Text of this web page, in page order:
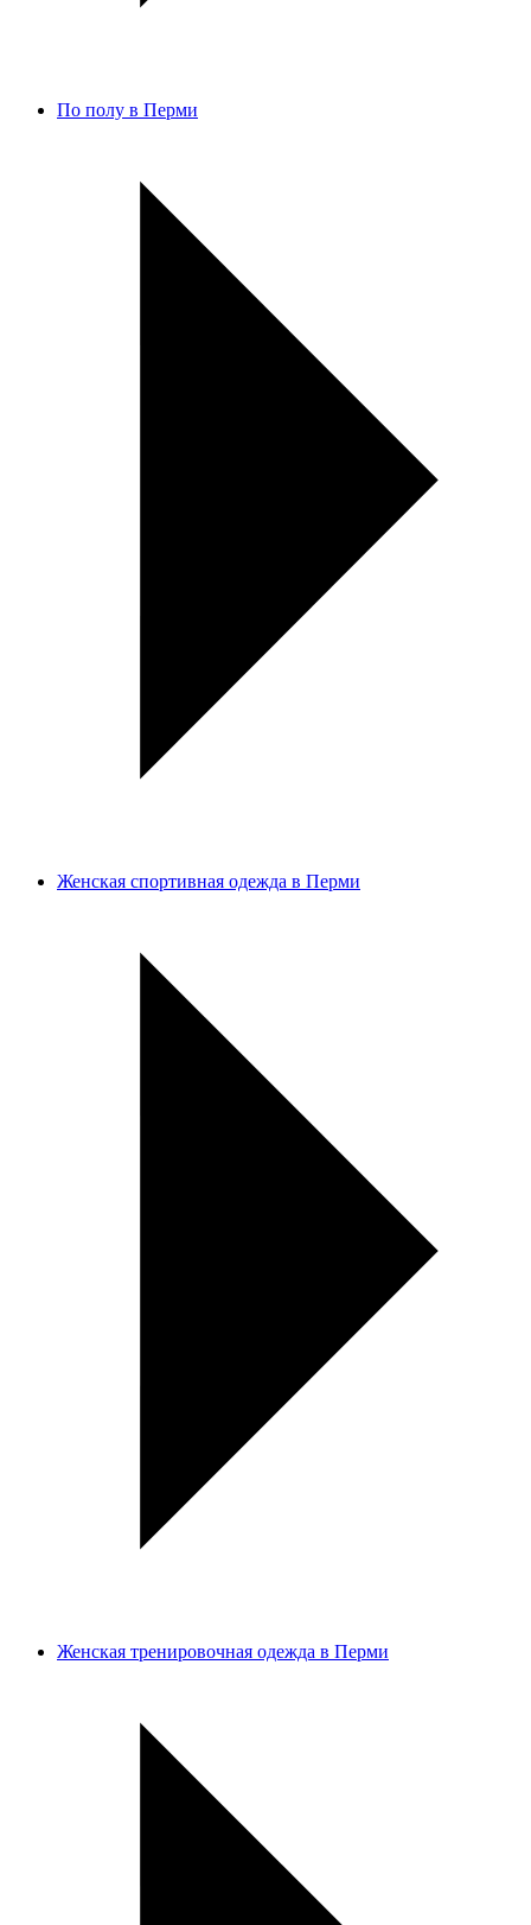
По полу в Перми
Женская спортивная одежда в Перми
Женская тренировочная одежда в Перми